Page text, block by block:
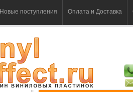
Новые поступления Оплата и Доставка